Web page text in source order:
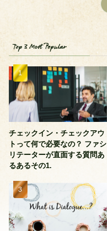
Top 3 Most Popular
チェックイン・チェックアウ
トって何で必要なの？ ファシ
リテーターが直面する質問あ
るあるその1.